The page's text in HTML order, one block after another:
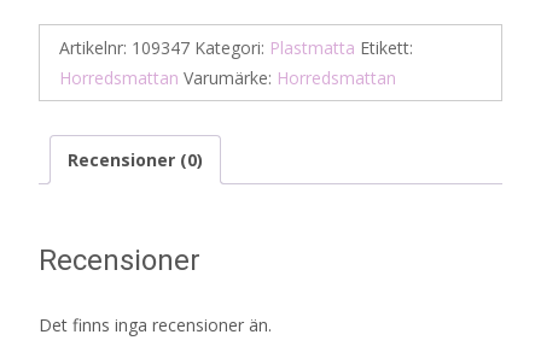
Artikelnr: 109347 Kategori: Plastmatta Etikett:
Horredsmattan Varumärke: Horredsmattan
Recensioner (0)
Recensioner
Det finns inga recensioner än.